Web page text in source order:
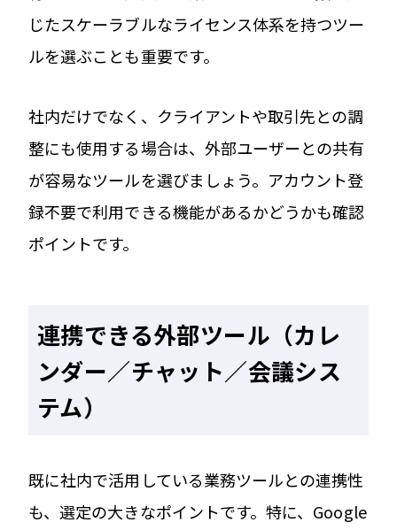
じたスケーラブルなライセンス体系を持つツー
ルを選ぶことも重要です。
社内だけでなく、クライアントや取引先との調
整にも使用する場合は、外部ユーザーとの共有
が容易なツールを選びましょう。アカウント登
録不要で利用できる機能があるかどうかも確認
ポイントです。
連携できる外部ツール（カレ
ンダー／チャット／会議シス
テム）
既に社内で活用している業務ツールとの連携性
も、選定の大きなポイントです。特に、Google